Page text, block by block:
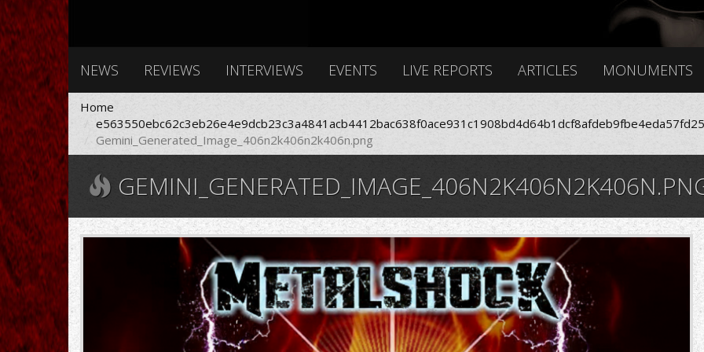
NEWS REVIEWS INTERVIEWS EVENTS LIVE REPORTS ARTICLES MONUMENTS
Home
Gemini_Generated_Image_406n2k406n2k406n.png